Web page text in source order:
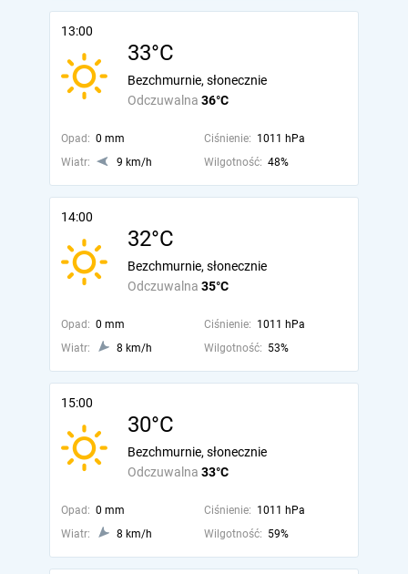
13:00
33°C
Odczuwalna 36°C
Bezchmurnie, słonecznie
Opad: 0 mm Ciśnienie: 1011 hPa
Wiatr:
9 km/h Wilgotność: 48%
14:00
32°C
Odczuwalna 35°C
Bezchmurnie, słonecznie
Opad: 0 mm Ciśnienie: 1011 hPa
Wiatr:
8 km/h Wilgotność: 53%
15:00
30°C
Odczuwalna 33°C
Bezchmurnie, słonecznie
Opad: 0 mm Ciśnienie: 1011 hPa
Wiatr:
8 km/h Wilgotność: 59%